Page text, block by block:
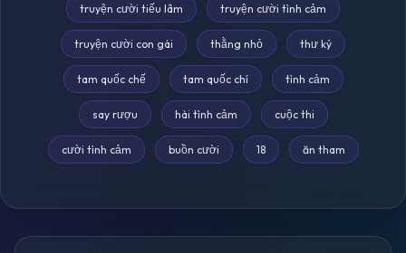
truyện cười tiếu lâm truyện cười tình cảm
truyện cười con gái thằng nhỏ thư ký
tam quốc chế tam quốc chí tình cảm
say rượu hài tình cảm cuộc thi
cười tình cảm buồn cười 18 ăn tham